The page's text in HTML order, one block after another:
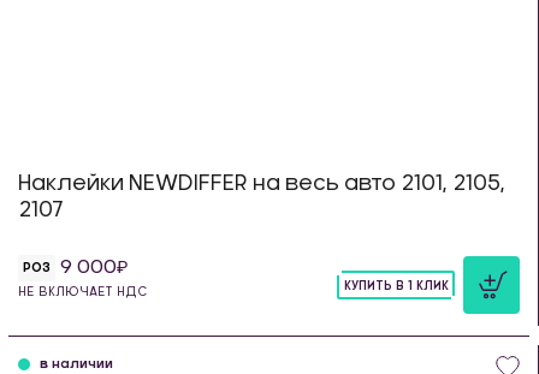
Наклейки NEWDIFFER на весь авто 2101, 2105,
2107
РОЗ 9 000
НЕ ВКЛЮЧАЕТ НДС
КУПИТЬ В 1 КЛИК
в наличии